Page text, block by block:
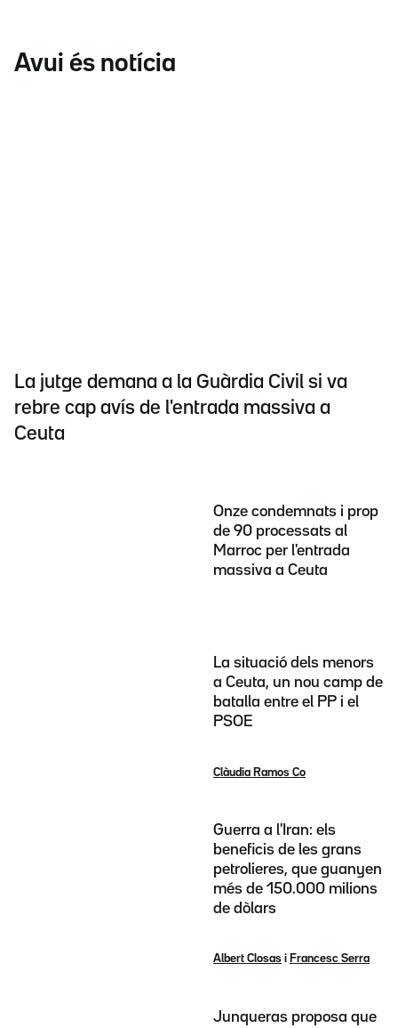
Avui és notícia
La jutge demana a la Guàrdia Civil si va
rebre cap avís de l'entrada massiva a
Ceuta
Onze condemnats i prop
de 90 processats al
Marroc per l'entrada
massiva a Ceuta
La situació dels menors
a Ceuta, un nou camp de
batalla entre el PP i el
PSOE
Clàudia Ramos Co
Guerra a l'Iran: els
beneficis de les grans
petrolieres, que guanyen
més de 150.000 milions
de dòlars
Albert Closas i Francesc Serra
Junqueras proposa que